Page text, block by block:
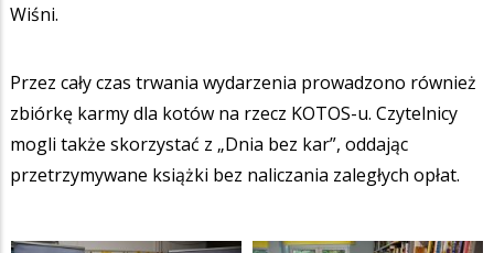
Wiśni.
Przez cały czas trwania wydarzenia prowadzono również
zbiórkę karmy dla kotów na rzecz KOTOS-u. Czytelnicy
mogli także skorzystać z „Dnia bez kar”, oddając
przetrzymywane książki bez naliczania zaległych opłat.